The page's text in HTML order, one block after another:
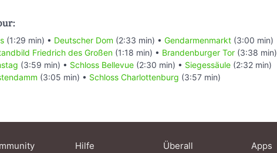
(1:29 min) • Deutscher Dom (2:33 min) • Gendarmenmarkt (3:00 min)
Friedrich des Großen (1:18 min) • Brandenburger Tor (3:38 min)
(3:59 min) • Schloss Bellevue (2:30 min) • Siegessäule (2:32 min)
(3:05 min) • Schloss Charlottenburg (3:57 min)
Hilfe Überall Apps